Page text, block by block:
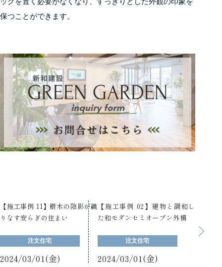
保つことができます。
【施工事例 11】樹木の陰影が織
りなす安らぎの住まい
注文住宅
2024/03/01(金)
【施工事例 02】建物と調和し
た和モダンセミオープン外構
注文住宅
2024/03/01(金)